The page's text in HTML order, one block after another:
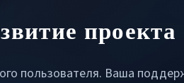
проекта
пользователя. Ваша